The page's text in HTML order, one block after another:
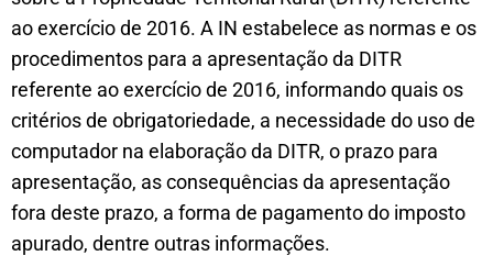
ao exercício de 2016. A IN estabelece as normas e os
procedimentos para a apresentação da DITR
referente ao exercício de 2016, informando quais os
critérios de obrigatoriedade, a necessidade do uso de
computador na elaboração da DITR, o prazo para
apresentação, as consequências da apresentação
fora deste prazo, a forma de pagamento do imposto
apurado, dentre outras informações.